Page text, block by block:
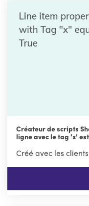
Créateur de scripts
ligne avec le tag 'x'
Créé avec les